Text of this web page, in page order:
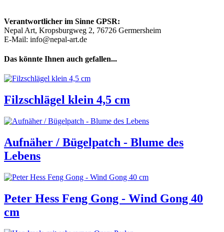
Verantwortlicher im Sinne GPSR:
Nepal Art, Kropsburgweg 2, 76726 Germersheim
E-Mail: info@nepal-art.de
Das könnte Ihnen auch gefallen...
Filzschlägel klein 4,5 cm
Aufnäher / Bügelpatch - Blume des
Lebens
Peter Hess Feng Gong - Wind Gong 40
cm